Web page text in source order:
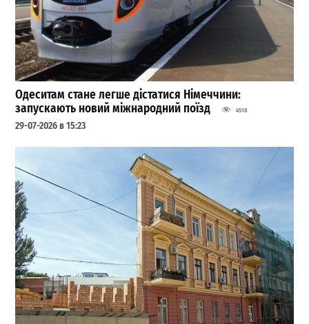
Одеситам стане легше дістатися Німеччини:
запускають новий міжнародний поїзд
4518
29-07-2026 в 15:23